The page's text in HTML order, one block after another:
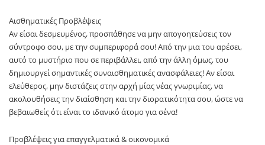
Αισθηματικές Προβλέψεις
Αν είσαι δεσμευμένος, προσπάθησε να μην απογοητεύσεις τον
σύντροφο σου, με την συμπεριφορά σου! Από την μια του αρέσει,
αυτό το μυστήριο που σε περιβάλλει, από την άλλη όμως, του
δημιουργεί σημαντικές συναισθηματικές ανασφάλειες! Αν είσαι
ελεύθερος, μην διστάζεις στην αρχή μίας νέας γνωριμίας, να
ακολουθήσεις την διαίσθηση και την διορατικότητα σου, ώστε να
βεβαιωθείς ότι είναι το ιδανικό άτομο για σένα!
Προβλέψεις για επαγγελματικά & οικονομικά